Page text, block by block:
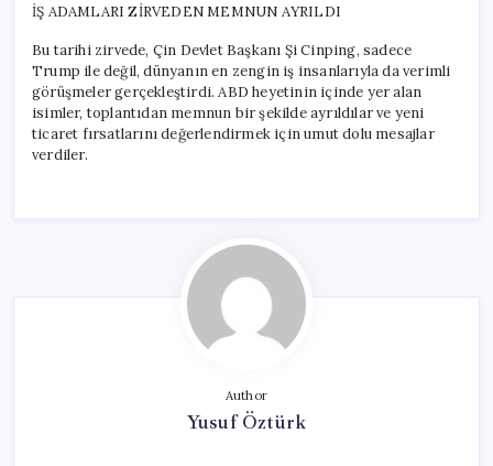
İŞ ADAMLARI ZİRVEDEN MEMNUN AYRILDI
Bu tarihi zirvede, Çin Devlet Başkanı Şi Cinping, sadece
Trump ile değil, dünyanın en zengin iş insanlarıyla da verimli
görüşmeler gerçekleştirdi. ABD heyetinin içinde yer alan
isimler, toplantıdan memnun bir şekilde ayrıldılar ve yeni
ticaret fırsatlarını değerlendirmek için umut dolu mesajlar
verdiler.
Author
Yusuf Öztürk